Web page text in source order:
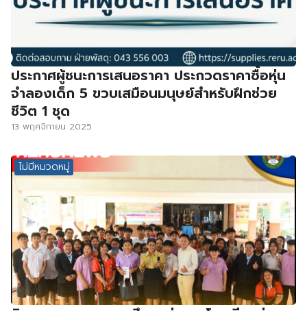
ประกาศผู้ชนะการเสนอราคา ประกวดราคาซื้อหุ่น
จำลองเด็ก 5 ขวบเสมือนมนุษย์สำหรับฝึกช่วย
ชีวิต 1 ชุด
13 พฤศจิกายน 2025
ไม่มีหมวดหมู่